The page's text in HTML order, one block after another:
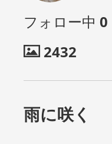
フォロー中 0
2432
雨に咲く